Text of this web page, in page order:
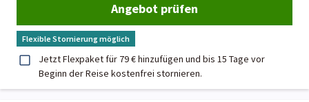
Angebot prüfen
Flexible Stornierung möglich
Jetzt Flexpaket für 79 € hinzufügen und bis 15 Tage vor
Beginn der Reise kostenfrei stornieren.